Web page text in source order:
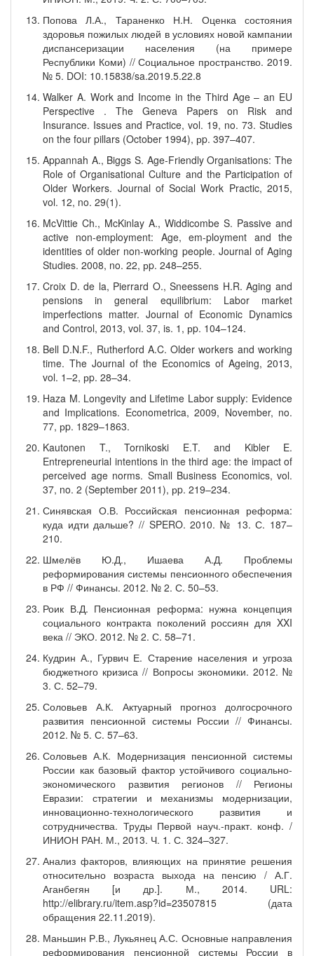
Попова Л.А., Тараненко Н.Н. Оценка состояния
здоровья пожилых людей в условиях новой кампании
диспансеризации населения (на примере
Республики Коми) // Социальное пространство. 2019.
№ 5. DOI: 10.15838/sa.2019.5.22.8
Walker A. Work and Income in the Third Age – an EU
Perspective . The Geneva Papers on Risk and
Insurance. Issues and Practice, vol. 19, no. 73. Studies
on the four pillars (October 1994), рp. 397–407.
Appannah A., Biggs S. Age-Friendly Organisations: The
Role of Organisational Culture and the Participation of
Older Workers. Journal of Social Work Practic, 2015,
vol. 12, no. 29(1).
McVittie Ch., McKinlay A., Widdicombe S. Passive and
active non-employment: Age, em-ployment and the
identities of older non-working people. Journal of Aging
Studies. 2008, no. 22, рp. 248–255.
Croix D. de la, Pierrard O., Sneessens H.R. Aging and
pensions in general equilibrium: Labor market
imperfections matter. Journal of Economic Dynamics
and Control, 2013, vol. 37, is. 1, рp. 104–124.
Bell D.N.F., Rutherford A.C. Older workers and working
time. The Journal of the Economics of Ageing, 2013,
vol. 1–2, рp. 28–34.
Haza M. Longevity and Lifetime Labor supply: Evidence
and Implications. Econometrica, 2009, November, no.
77, рp. 1829–1863.
Kautonen T., Tornikoski E.T. and Kibler E.
Entrepreneurial intentions in the third age: the impact of
perceived age norms. Small Business Economics, vol.
37, no. 2 (September 2011), рp. 219–234.
Синявская О.В. Российская пенсионная реформа:
куда идти дальше? // SPERO. 2010. № 13. С. 187–
210.
Шмелёв Ю.Д., Ишаева А.Д. Проблемы
реформирования системы пенсионного обеспечения
в РФ // Финансы. 2012. № 2. С. 50–53.
Роик В.Д. Пенсионная реформа: нужна концепция
социального контракта поколений россиян для XXI
века // ЭКО. 2012. № 2. С. 58–71.
Кудрин А., Гурвич Е. Старение населения и угроза
бюджетного кризиса // Вопросы экономики. 2012. №
3. С. 52–79.
Соловьев А.К. Актуарный прогноз долгосрочного
развития пенсионной системы России // Финансы.
2012. № 5. С. 57–63.
Соловьев А.К. Модернизация пенсионной системы
России как базовый фактор устойчивого социально-
экономического развития регионов // Регионы
Евразии: стратегии и механизмы модернизации,
инновационно-технологического развития и
сотрудничества. Труды Первой науч.-практ. конф. /
ИНИОН РАН. М., 2013. Ч. 1. С. 324–327.
Анализ факторов, влияющих на принятие решения
относительно возраста выхода на пенсию / А.Г.
Аганбегян [и др.]. М., 2014. URL:
http://elibrary.ru/item.asp?id=23507815 (дата
обращения 22.11.2019).
Маньшин Р.В., Лукьянец А.С. Основные направления
реформирования пенсионной системы России в